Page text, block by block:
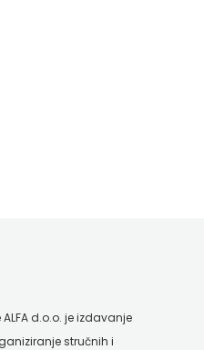
d.o.o. je izdavanje
stručnih i